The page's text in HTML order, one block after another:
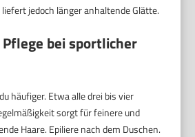
jedoch länger anhaltende Glätte.
bei sportlicher
häufiger. Etwa alle drei bis vier
sorgt für feinere und
Haare. Epiliere nach dem Duschen.